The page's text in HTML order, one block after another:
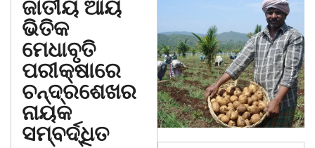
ଜାତୀୟ ଆୟ
ଭିତିକ
ମେଧାବୃତି
ପରୀକ୍ଷାରେ
ଚନ୍ଦ୍ରଶେଖର
ନାୟକ
ସମ୍ବର୍ଦ୍ଧିତ